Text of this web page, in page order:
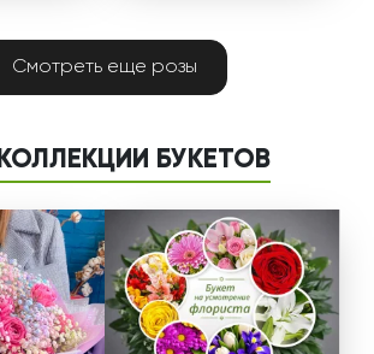
Смотреть еще розы
БУКЕТОВ